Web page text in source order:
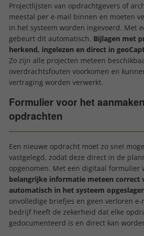
Projectlijsten van opdrachtgevers of
meestal per e-mail binnen en moeten
in het systeem worden ingevoerd. Met
gebeurt dit automatisch. Bijlagen met
herkend, ingelezen en direct in
Zo zijn alle projecten meteen
overdrachtsfouten voorkomen en
vertraging worden verwerkt.
Formulier voor het
opdrachten
Een nieuwe opdracht moet zo snel
vastgelegd, zodat deze direct in de
opgenomen. Met een digitaal formulier
belangrijke informatie meteen correct
automatisch in het systeem
onvolledige briefjes en geen verloren e-
bedrijf heeft de zekerheid dat elke
gedocumenteerd is en direct kan